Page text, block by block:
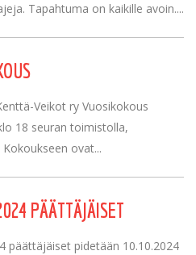
Tapahtuma on kaikille avoin....
Veikot ry Vuosikokous
18 seuran toimistolla,
ovat...
PÄÄTTÄJÄISET
päättäjäiset pidetään 10.10.2024